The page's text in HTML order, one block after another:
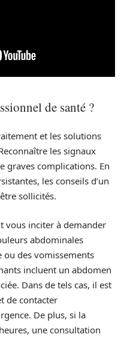
de santé ?
et les solutions
les signaux
graves complications. En
les conseils d’un
sollicités.
vous inciter à demander
abdominales
ou des vomissements
incluent un abdomen
Dans de tels cas, il est
de contacter
De plus, si la
une consultation